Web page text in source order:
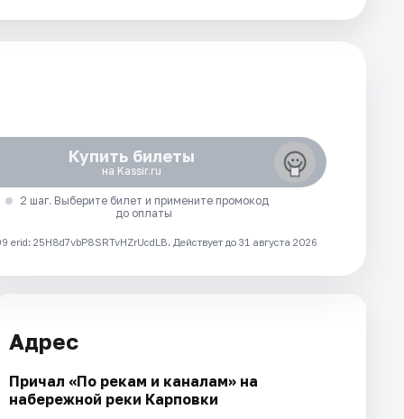
Купить билеты
на Kassir.ru
2 шаг. Выберите билет и примените промокод
до оплаты
25H8d7vbP8SRTvHZrUcdLB. Действует до 31 августа 2026
Адрес
Причал «По рекам и каналам» на
набережной реки Карповки